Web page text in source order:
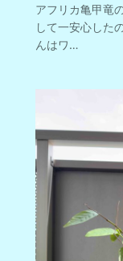
アフリカ亀甲竜
して一安心した
んはワ…